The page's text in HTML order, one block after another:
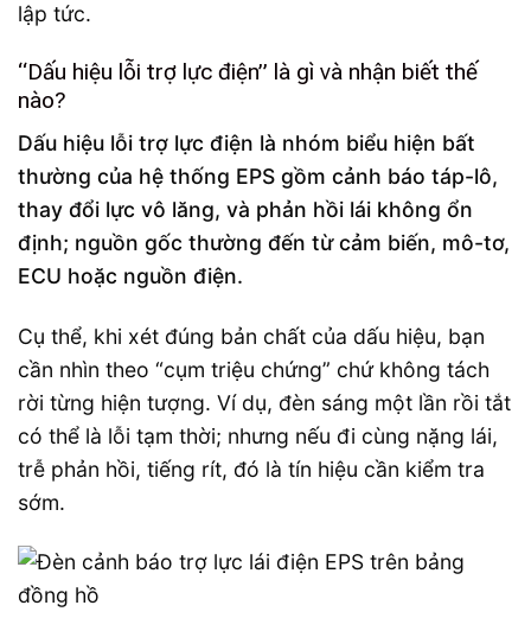
lập tức.
“Dấu hiệu lỗi trợ lực điện” là gì và nhận biết thế
nào?
Dấu hiệu lỗi trợ lực điện là nhóm biểu hiện bất
thường của hệ thống EPS gồm cảnh báo táp-lô,
thay đổi lực vô lăng, và phản hồi lái không ổn
định; nguồn gốc thường đến từ cảm biến, mô-tơ,
ECU hoặc nguồn điện.
Cụ thể, khi xét đúng bản chất của dấu hiệu, bạn
cần nhìn theo “cụm triệu chứng” chứ không tách
rời từng hiện tượng. Ví dụ, đèn sáng một lần rồi tắt
có thể là lỗi tạm thời; nhưng nếu đi cùng nặng lái,
trễ phản hồi, tiếng rít, đó là tín hiệu cần kiểm tra
sớm.